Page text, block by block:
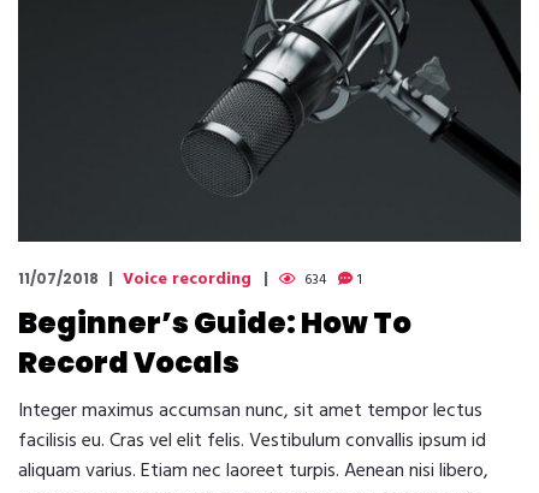
11/07/2018 Voice recording 634 1
Beginner’s Guide: How To
Record Vocals
Integer maximus accumsan nunc, sit amet tempor lectus
facilisis eu. Cras vel elit felis. Vestibulum convallis ipsum id
aliquam varius. Etiam nec laoreet turpis. Aenean nisi libero,